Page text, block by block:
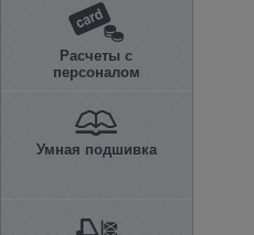
Расчеты с
персоналом
Умная подшивка